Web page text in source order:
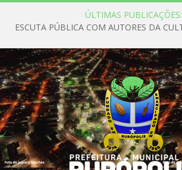
ÚLTIMAS PUBLICAÇÕES: